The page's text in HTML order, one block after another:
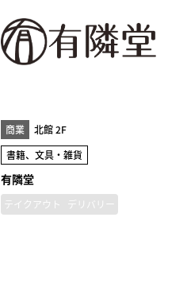
商業
北館 2F
書籍、文具・雑貨
有隣堂
テイクアウト デリバリー